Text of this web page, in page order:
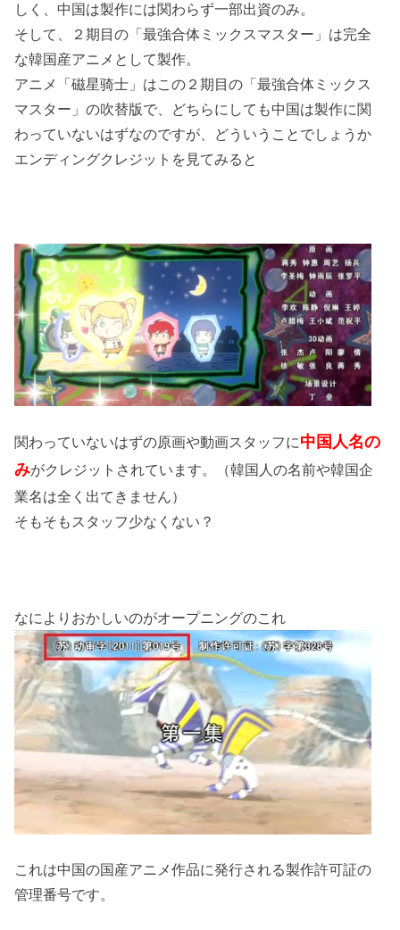
しく、中国は製作には関わらず一部出資のみ。
そして、２期目の「最強合体ミックスマスター」は完全
な韓国産アニメとして製作。
アニメ「磁星骑士」はこの２期目の「最強合体ミックス
マスター」の吹替版で、どちらにしても中国は製作に関
わっていないはずなのですが、どういうことでしょうか
エンディングクレジットを見てみると
関わっていないはずの原画や動画スタッフに中国人名の
みがクレジットされています。（韓国人の名前や韓国企
業名は全く出てきません）
そもそもスタッフ少なくない？
なによりおかしいのがオープニングのこれ
これは中国の国産アニメ作品に発行される製作許可証の
管理番号です。